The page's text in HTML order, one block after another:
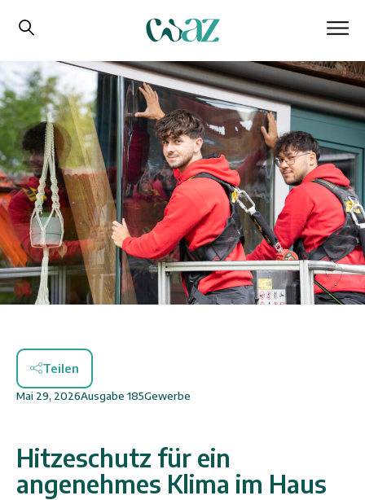
Teilen
Mai 29, 2026Ausgabe 185Gewerbe
Hitzeschutz für ein
angenehmes Klima im Haus